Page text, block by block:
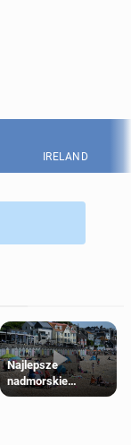
IRELAND
Najlepsze
nadmorskie
miasteczko blisko